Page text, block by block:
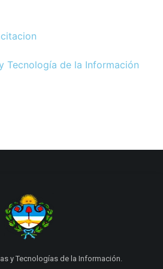
Tecnología de la Información
y Tecnologías de la Información.